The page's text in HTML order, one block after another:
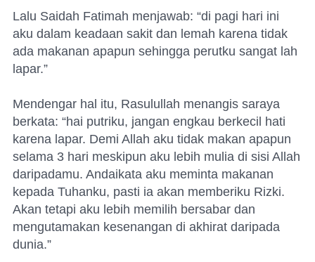
Lalu Saidah Fatimah menjawab: “di pagi hari ini
aku dalam keadaan sakit dan lemah karena tidak
ada makanan apapun sehingga perutku sangat lah
lapar.”
Mendengar hal itu, Rasulullah menangis saraya
berkata: “hai putriku, jangan engkau berkecil hati
karena lapar. Demi Allah aku tidak makan apapun
selama 3 hari meskipun aku lebih mulia di sisi Allah
daripadamu. Andaikata aku meminta makanan
kepada Tuhanku, pasti ia akan memberiku Rizki.
Akan tetapi aku lebih memilih bersabar dan
mengutamakan kesenangan di akhirat daripada
dunia.”